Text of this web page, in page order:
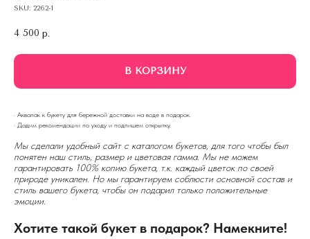
SKU: 2262-1
4 500 р.
В КОРЗИНУ
· Аквапак к букету для бережной доставки на воде в подарок.
· Дадим рекомендации по уходу и подпишем открытку.
Мы сделали удобный сайт с каталогом букетов, для того чтобы был
понятен наш стиль, размер и цветовая гамма. Мы не можем
гарантировать 100% копию букета, т.к. каждый цветок по своей
природе уникален. Но мы гарантируем соблюсти основной состав и
стиль вашего букета, чтобы он подарил только положительные
эмоции.
Хотите такой букет в подарок? Намекните!